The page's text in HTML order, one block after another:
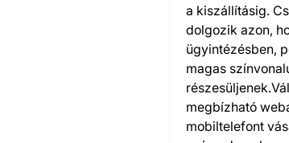
a kiszállításig.
dolgozik azon,
ügyintézésben,
magas
megbízható
mobiltelefont